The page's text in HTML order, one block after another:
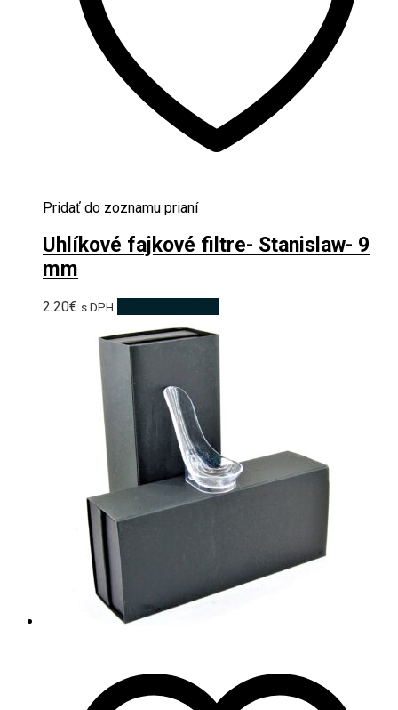
Pridať do zoznamu prianí
Uhlíkové fajkové filtre- Stanislaw- 9
mm
2.20€ s DPH